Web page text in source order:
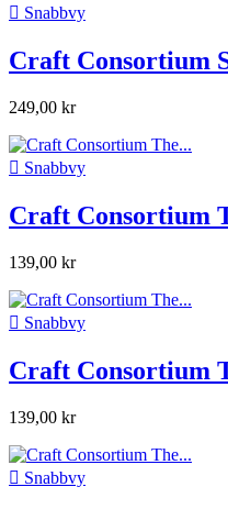
 Snabbvy
Craft Consortium
249,00 kr
 Snabbvy
Craft Consortium
139,00 kr
 Snabbvy
Craft Consortium
139,00 kr
 Snabbvy